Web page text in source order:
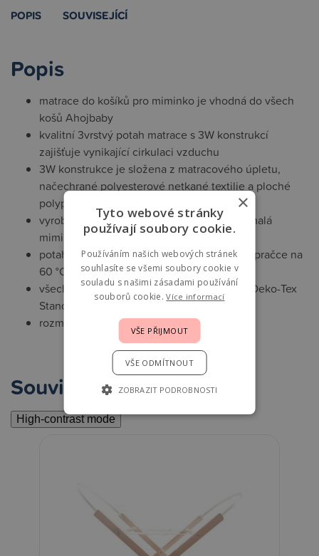
POPIS SOUVISEJÍCÍ
Popis
matrace do košíků pro miminko je vhodná do všech
košů Ahojbaby
kvalitní 3vrstvý potah matrace s 3W konstrukcí
zajišťuje vynikající cirkulaci vzduchu
3W konstrukce je složena z matracového úpletu,
načechrané polyesterové netkané textilie a ploché
polypropylenové netkané textilie
vyrobená z kvalitní PUR pěny, která je pro malá
miminka dostatečně tvrdá
potah matrace je snímatelný a lze jej prát v pračce na
60 °C a sušit v sušičce
všechny použité materiály mají certifikace Oeko-Tex
Standard 100
rozměry 72 x 33 cm
Související
High-contrast mode
×
Tyto webové stránky
používají soubory cookie.
Používáním našich webových stránek
souhlasíte se všemi soubory cookie v
souladu s našimi zásadami používání
souborů cookie.Více informací
VŠE PŘIJMOUT
VŠE ODMÍTNOUT
ZOBRAZIT PODROBNOSTI